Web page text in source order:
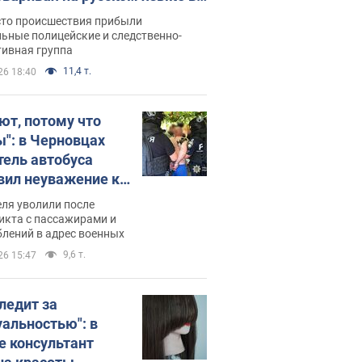
полиция составила
протокол.
происшествия прибыли
полицейские и следственно-
группа
18:40 11,4 т.
потому что
в Черновцах
автобуса
неуважение к
военным и
за это.
уволили после
с пассажирами и
в адрес военных
15:47 9,6 т.
за
в
консультант